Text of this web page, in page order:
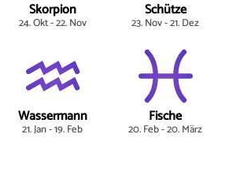
Skorpion
24. Okt - 22. Nov
Schütze
23. Nov - 21. Dez
Wassermann
21. Jan - 19. Feb
Fische
20. Feb - 20. März